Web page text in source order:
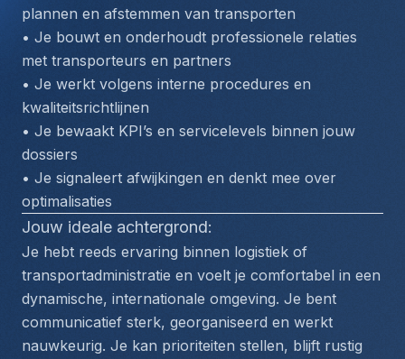
plannen en afstemmen van transporten
• Je bouwt en onderhoudt professionele relaties
met transporteurs en partners
• Je werkt volgens interne procedures en
kwaliteitsrichtlijnen
• Je bewaakt KPI’s en servicelevels binnen jouw
dossiers
• Je signaleert afwijkingen en denkt mee over
optimalisaties
Jouw ideale achtergrond:
Je hebt reeds ervaring binnen logistiek of
transportadministratie en voelt je comfortabel in een
dynamische, internationale omgeving. Je bent
communicatief sterk, georganiseerd en werkt
nauwkeurig. Je kan prioriteiten stellen, blijft rustig